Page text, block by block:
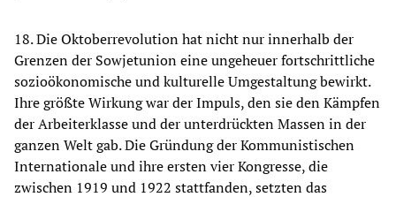
18. Die Oktoberrevolution hat nicht nur innerhalb der
Grenzen der Sowjetunion eine ungeheuer fortschrittliche
sozioökonomische und kulturelle Umgestaltung bewirkt.
Ihre größte Wirkung war der Impuls, den sie den Kämpfen
der Arbeiterklasse und der unterdrückten Massen in der
ganzen Welt gab. Die Gründung der Kommunistischen
Internationale und ihre ersten vier Kongresse, die
zwischen 1919 und 1922 stattfanden, setzten das